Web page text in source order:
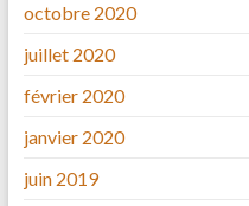
octobre 2020
juillet 2020
février 2020
janvier 2020
juin 2019